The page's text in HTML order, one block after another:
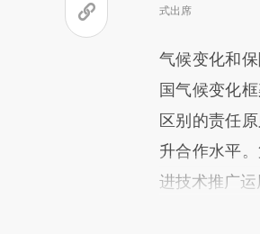
式出席
气候变化和
国气候变化
区别的责任
升合作水平
进技术推广